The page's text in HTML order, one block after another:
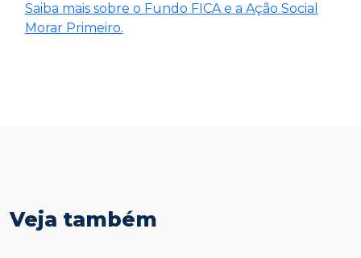
Saiba mais sobre o Fundo FICA e a Ação Social
Morar Primeiro.
Veja também